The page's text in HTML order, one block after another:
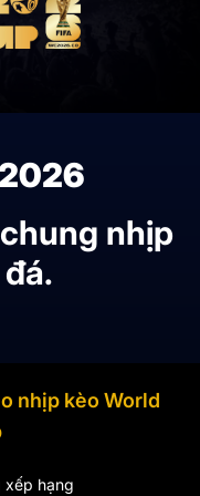
nhịp
nhịp kèo World
xếp hạng